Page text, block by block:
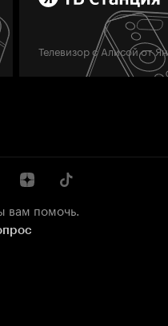
Телевизор с Алисой от
вам помочь.